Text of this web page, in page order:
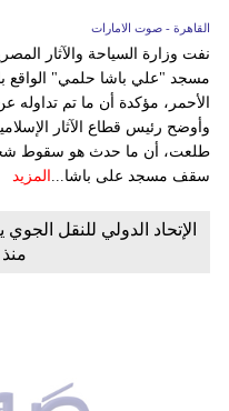
القاهرة - صوت الامارات
نفت وزارة السياحة والآثار
مسجد "علي باشا حلمي" الواقع
الأحمر، مؤكدة أن ما تم
وأوضح رئيس قطاع الآثار
طلعت، أن ما حدث هو سقوط
سقف مسجد على باشا... المزيد
الإتحاد الدولي للنقل
منذ 10 سنوات